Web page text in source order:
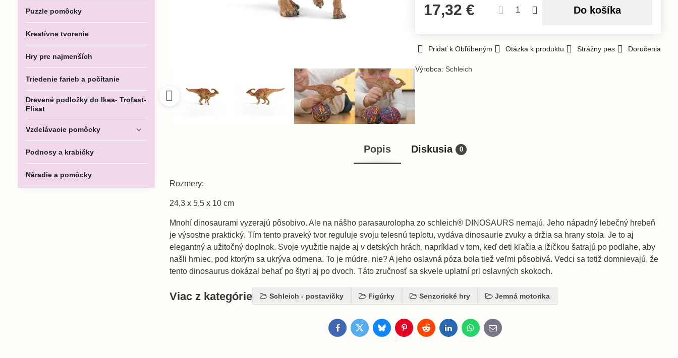
17,32 € Do košíka
Pridať k Obľúbeným Otázka k produktu Strážny pes Doručenia
Výrobca: Schleich
Popis Diskusia 0
Rozmery:
24,3 x 5,5 x 10 cm
Mnohí dinosaurami vyzerajú pôsobivo. Ale na nášho parasaurolopha zo schleich® DINOSAURS nemajú. Jeho nápadný lebečný hrebeň
je výsostne praktický. Tím tento praveký tvor reguluje svoju telesnú teplotu, vydáva dinosaurie zvuky a držia sa hrany stola. Je to aj
elegantný a užitočný doplnok. Svoje využitie najde aj v detských hrách, napríklad v tom, keď deti kľačia a lžičkou šatrajú po podlahe, aby
našli hrniec, pod ktorým sa ukrýva odmena. To je múdre, nie? A jeho oslavná póza bola tiež veľmi pôsobivá. Vedci sa totiž domnievajú, že
tento dinosaurus dokázal behať po štyri aj po dvoch. Táto zručnosť sa skvele uplatní pri oslavných skokoch.
Viac z kategórie Schleich - postavičky Figúrky Senzorické hry Jemná motorika
FacebookTwitterBlueskyPinterestRedditLinkedInWhatsApp
E-
mail
Puzzle pomôcky
Kreatívne tvorenie
Hry pre najmenších
Triedenie farieb a počítanie
Drevené podložky do Ikea- Trofast-
Flisat
Vzdelávacie pomôcky
Podnosy a krabičky
Náradie a pomôcky